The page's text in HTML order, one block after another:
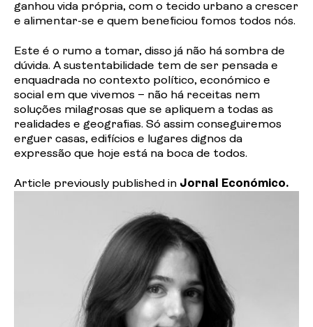
ganhou vida própria, com o tecido urbano a crescer
e alimentar-se e quem beneficiou fomos todos nós.
Este é o rumo a tomar, disso já não há sombra de
dúvida. A sustentabilidade tem de ser pensada e
enquadrada no contexto político, económico e
social em que vivemos – não há receitas nem
soluções milagrosas que se apliquem a todas as
realidades e geografias. Só assim conseguiremos
erguer casas, edifícios e lugares dignos da
expressão que hoje está na boca de todos.
Article previously published in Jornal Económico.